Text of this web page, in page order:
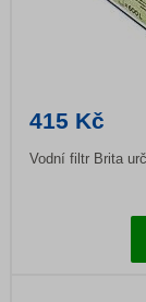
415 Kč
Vodní filtr Brita